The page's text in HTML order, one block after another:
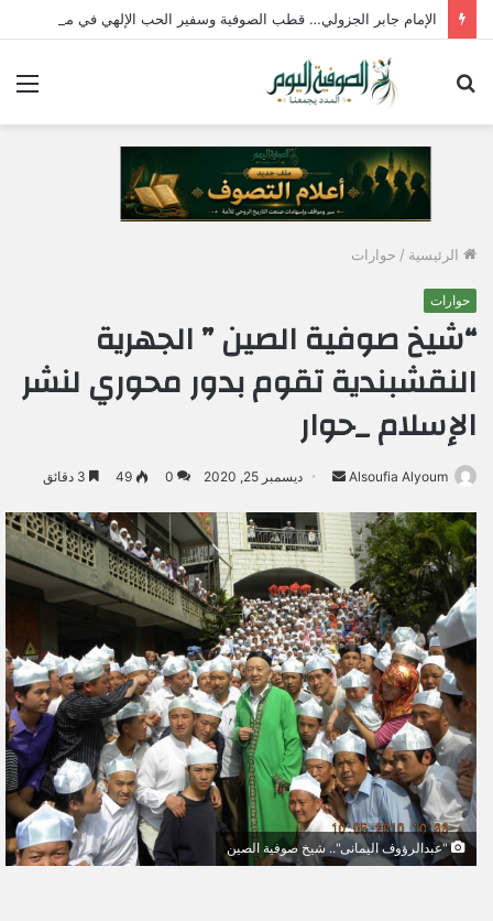
الإمام جابر الجزولي… قطب الصوفية وسفير الحب الإلهي في مصر
الرئيسية / حوارات
حوارات
“شيخ صوفية الصين ” الجهرية
النقشبندية تقوم بدور محوري لنشر
الإسلام _حوار
Alsoufia Alyoum
س
ل
ب
ر
ي
د
ا
إ
ل
ك
ت
ر
و
ديسمبر 25, 2020 0
49
"عبدالرؤوف اليمانى".. شيخ صوفية الصين